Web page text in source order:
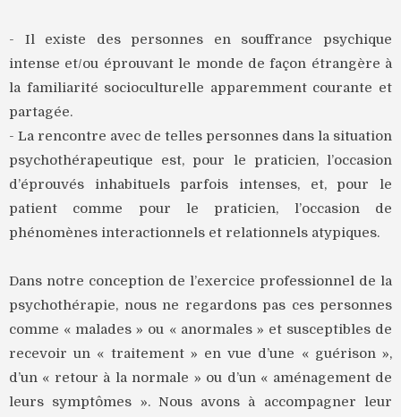
- Il existe des personnes en souffrance psychique
intense et/ou éprouvant le monde de façon étrangère à
la familiarité socioculturelle apparemment courante et
partagée.
- La rencontre avec de telles personnes dans la situation
psychothérapeutique est, pour le praticien, l’occasion
d’éprouvés inhabituels parfois intenses, et, pour le
patient comme pour le praticien, l’occasion de
phénomènes interactionnels et relationnels atypiques.
Dans notre conception de l’exercice professionnel de la
psychothérapie, nous ne regardons pas ces personnes
comme « malades » ou « anormales » et susceptibles de
recevoir un « traitement » en vue d’une « guérison »,
d’un « retour à la normale » ou d’un « aménagement de
leurs symptômes ». Nous avons à accompagner leur